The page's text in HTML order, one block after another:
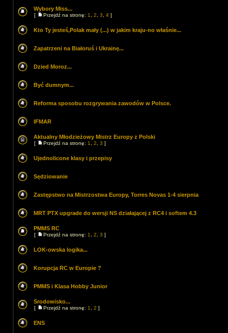
Wybory Miss...
[ Przejdź na stronę: 1 2 3 4 ]
Kto Ty jesteś,Polak mały (...) w jakim kraju-no właśnie...
Zapatrzeni na Białoruś i Ukrainę...
Dzied Moroz...
Być dumnym...
Reforma sposobu rozgrywania zawodów w Polsce.
IFMAR
Aktualny Młodzieżowy Mistrz Europy z Polski
[ Przejdź na stronę: 1 2 3 ]
Ujednolicone klasy i przepisy
Sędziowanie
Zastępstwo na Mistrzostwa Europy, Torres Novas 1-4 sierpnia
MRT PTX upgrade do wersji NS działającej z RC4 i softem 4.3
PMMS RC
[ Przejdź na stronę: 1 2 3 ]
LOK-owska logika...
Korupcja RC w Europie ?
PMMS i Klasa Hobby Junior
Srodowisko...
[ Przejdź na stronę: 1 2 ]
ENS